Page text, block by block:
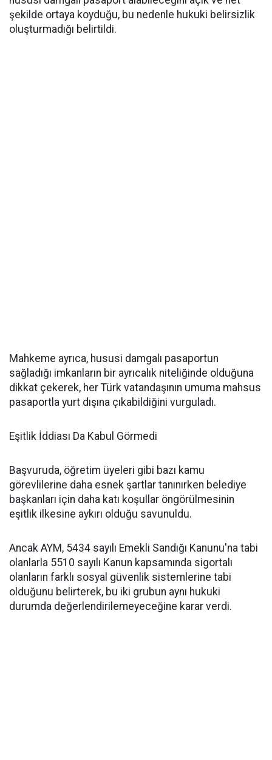
şekilde ortaya koyduğu, bu nedenle hukuki belirsizlik
oluşturmadığı belirtildi.
Mahkeme ayrıca, hususi damgalı pasaportun
sağladığı imkanların bir ayrıcalık niteliğinde olduğuna
dikkat çekerek, her Türk vatandaşının umuma mahsus
pasaportla yurt dışına çıkabildiğini vurguladı.
Eşitlik İddiası Da Kabul Görmedi
Başvuruda, öğretim üyeleri gibi bazı kamu
görevlilerine daha esnek şartlar tanınırken belediye
başkanları için daha katı koşullar öngörülmesinin
eşitlik ilkesine aykırı olduğu savunuldu.
Ancak AYM, 5434 sayılı Emekli Sandığı Kanunu'na tabi
olanlarla 5510 sayılı Kanun kapsamında sigortalı
olanların farklı sosyal güvenlik sistemlerine tabi
olduğunu belirterek, bu iki grubun aynı hukuki
durumda değerlendirilemeyeceğine karar verdi.